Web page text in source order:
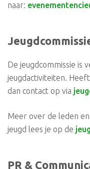
naar:
De jeugdcommissie is
jeugdactiviteiten.
dan contact op via
Meer over de leden
jeugd lees je op de
PR &